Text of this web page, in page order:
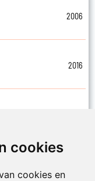
cookies
cookies en
2006
2016